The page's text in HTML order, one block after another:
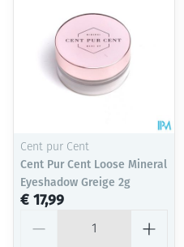
Cent pur Cent
Cent Pur Cent Loose Mineral
Eyeshadow Greige 2g
€ 17,99